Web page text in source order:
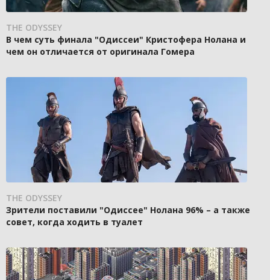
THE ODYSSEY
В чем суть финала "Одиссеи" Кристофера Нолана и
чем он отличается от оригинала Гомера
THE ODYSSEY
Зрители поставили "Одиссее" Нолана 96% – а также
совет, когда ходить в туалет